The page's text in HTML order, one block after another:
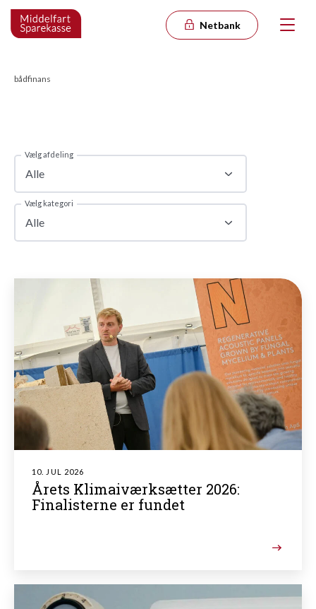
Netbank
bådfinans
Vælg afdeling
Alle
Vælg kategori
Alle
10. JUL 2026
Årets Klimaiværksætter 2026:
Finalisterne er fundet